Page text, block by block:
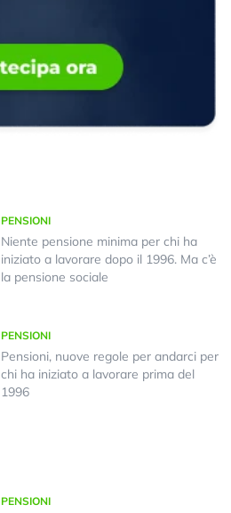
PENSIONI
Niente pensione minima per chi ha
iniziato a lavorare dopo il 1996. Ma c’è
la pensione sociale
PENSIONI
Pensioni, nuove regole per andarci per
chi ha iniziato a lavorare prima del
1996
PENSIONI